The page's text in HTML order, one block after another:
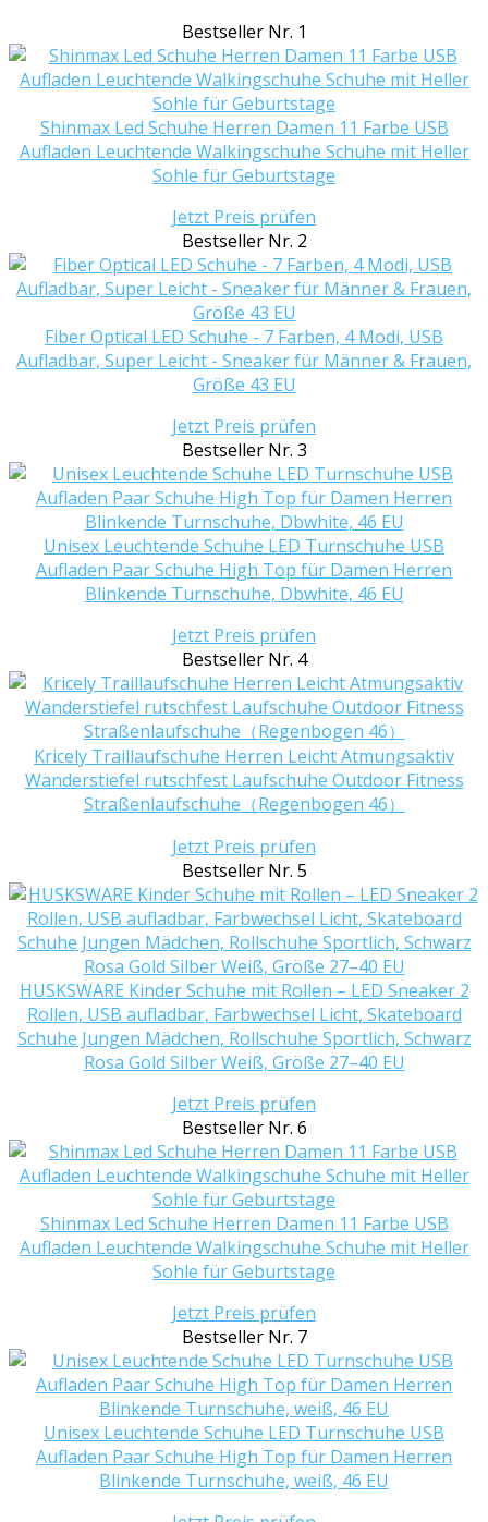
Bestseller Nr. 1
Shinmax Led Schuhe Herren Damen 11 Farbe USB
Aufladen Leuchtende Walkingschuhe Schuhe mit Heller
Sohle für Geburtstage
Jetzt Preis prüfen
Bestseller Nr. 2
Fiber Optical LED Schuhe - 7 Farben, 4 Modi, USB
Aufladbar, Super Leicht - Sneaker für Männer & Frauen,
Größe 43 EU
Jetzt Preis prüfen
Bestseller Nr. 3
Unisex Leuchtende Schuhe LED Turnschuhe USB
Aufladen Paar Schuhe High Top für Damen Herren
Blinkende Turnschuhe, Dbwhite, 46 EU
Jetzt Preis prüfen
Bestseller Nr. 4
Kricely Traillaufschuhe Herren Leicht Atmungsaktiv
Wanderstiefel rutschfest Laufschuhe Outdoor Fitness
Straßenlaufschuhe（Regenbogen 46）
Jetzt Preis prüfen
Bestseller Nr. 5
HUSKSWARE Kinder Schuhe mit Rollen – LED Sneaker 2
Rollen, USB aufladbar, Farbwechsel Licht, Skateboard
Schuhe Jungen Mädchen, Rollschuhe Sportlich, Schwarz
Rosa Gold Silber Weiß, Größe 27–40 EU
Jetzt Preis prüfen
Bestseller Nr. 6
Shinmax Led Schuhe Herren Damen 11 Farbe USB
Aufladen Leuchtende Walkingschuhe Schuhe mit Heller
Sohle für Geburtstage
Jetzt Preis prüfen
Bestseller Nr. 7
Unisex Leuchtende Schuhe LED Turnschuhe USB
Aufladen Paar Schuhe High Top für Damen Herren
Blinkende Turnschuhe, weiß, 46 EU